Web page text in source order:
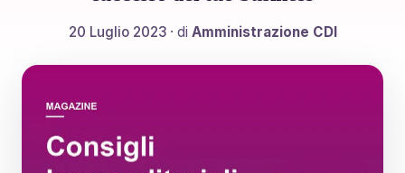
20 Luglio 2023 · di Amministrazione CDI